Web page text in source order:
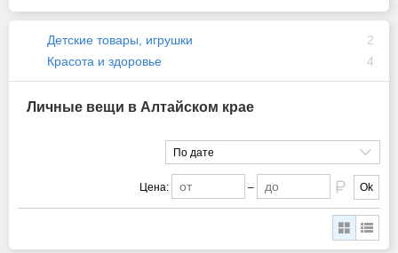
Детские товары, игрушки
2
Красота и здоровье
4
Личные вещи в Алтайском крае
По дате
Цена: – Ok